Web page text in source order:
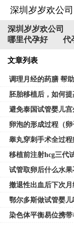
深圳岁岁欢公司
深圳岁岁欢公司
哪里代孕好
代
文章列表
调理月经的药膳 帮
胚胎移植后，如何
避免泰国试管婴儿
试管取卵后什么水
撤退性出血后下次
染色体平衡易位携带